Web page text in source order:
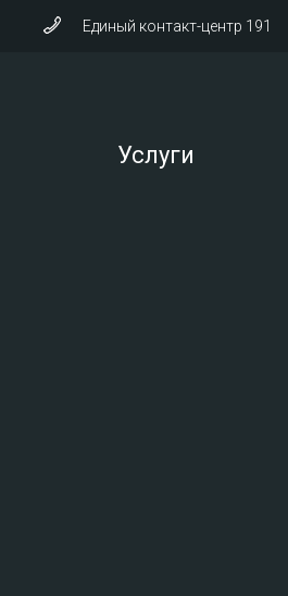
Единый контакт-центр 191
Услуги